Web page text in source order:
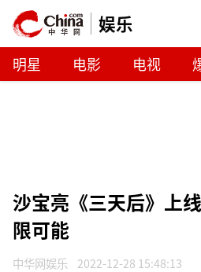
娱乐
明星 电影 电视
沙宝亮《三天后》上
限可能
中华网娱乐 2022-12-28 15:48:13